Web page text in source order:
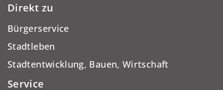
Direkt zu
Bürgerservice
Stadtleben
Stadtentwicklung, Bauen, Wirtschaft
Service